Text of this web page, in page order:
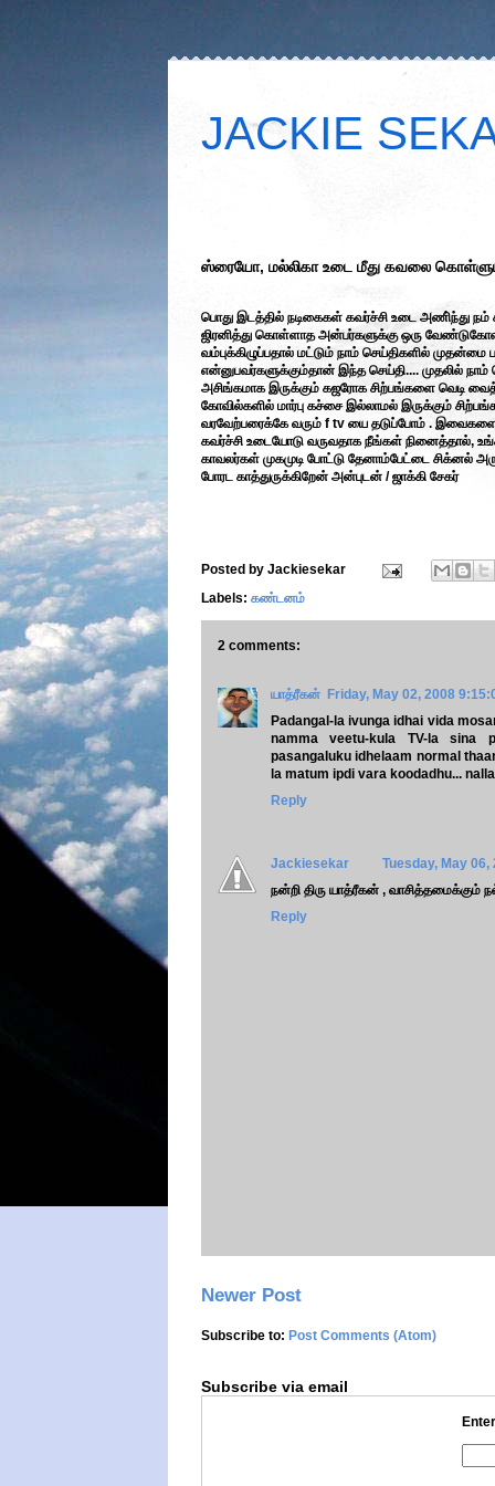
JACKIE
ஸ்ரையோ, மல்லிகா உடை மீது கவலை
பொது இடத்தில் நடிகைகள் கவர்ச்சி உடை அணி்ந்து நம்
ஜிரனித்து கொள்ளாத அன்பர்களுக்கு ஒரு
வம்புக்கிழுப்பதால் மட்டும் நாம் செய்திகளில்
என்னுபவர்களுக்கும்தான் இந்த செய்தி.... முதலில் நாம்
அசிங்கமாக இருக்கும் கஜரோக சிற்பங்களை வெடி
கோவில்களில் மார்பு கச்சை இல்லாமல் இருக்கும்
வரவேற்பரைக்கே வரும் f tv யை தடுப்போம் . இவைகளை
கவர்ச்சி உடையோடு வருவதாக நீங்கள் நினைத்தால்,
காவலர்கள் முகமுடி போட்டு தேனாம்பேட்டை சிக்னல்
போரட காத்துருக்கிறேன் அன்புடன் / ஜாக்கி சேகர்
Posted by Jackiesekar
Labels: கண்டனம்
2 comments:
யாத்ரீகன் Friday, May 02, 2008
Padangal-la ivunga idhai vida
namma veetu-kula TV-la sina
pasangaluku idhelaam normal
la matum ipdi vara koodadhu...
Reply
Jackiesekar
Tuesday, May
நன்றி திரு யாத்ரீகன் , வாசித்தமைக்கும்
Reply
Newer Post
Subscribe to: Post Comments (Atom)
Subscribe via email